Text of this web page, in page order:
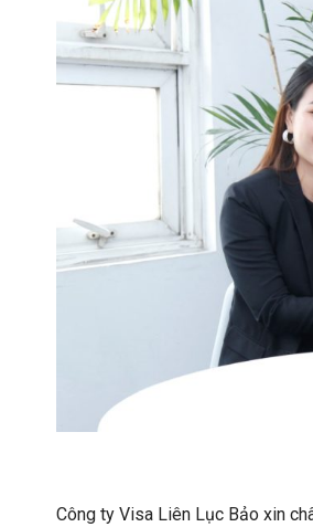
Công ty Visa Liên Lục Bảo xin